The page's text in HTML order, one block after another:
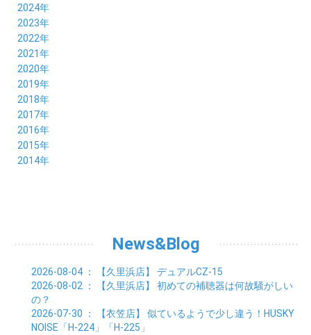
12月 (14)
11月 (17)
10月 (21)
09月 (20)
08月 (20)
07月 (18)
06月 (22)
05月 (21)
04月 (19)
03月 (19)
02月 (19)
01月 (21)
2024年
12月 (19)
11月 (21)
10月 (23)
09月 (23)
08月 (20)
07月 (21)
06月 (22)
05月 (18)
04月 (26)
03月 (23)
02月 (29)
2023年
12月 (19)
11月 (19)
10月 (20)
09月 (22)
08月 (24)
07月 (26)
06月 (25)
05月 (28)
04月 (26)
03月 (30)
2022年
12月 (36)
11月 (16)
10月 (22)
09月 (20)
08月 (18)
07月 (21)
06月 (23)
05月 (25)
04月 (20)
2021年
12月 (18)
11月 (19)
10月 (20)
09月 (24)
08月 (35)
07月 (17)
06月 (25)
05月 (31)
2020年
12月 (19)
11月 (23)
10月 (24)
09月 (29)
08月 (26)
07月 (25)
06月 (21)
2019年
12月 (26)
11月 (21)
10月 (26)
09月 (26)
08月 (31)
07月 (22)
2018年
12月 (22)
11月 (28)
10月 (23)
09月 (27)
08月 (24)
01月 (24)
2017年
12月 (20)
11月 (22)
10月 (21)
02月 (20)
01月 (23)
2016年
12月 (26)
11月 (21)
03月 (25)
02月 (30)
01月 (33)
2015年
12月 (36)
06月 (15)
04月 (9)
03月 (7)
02月 (7)
01月 (9)
2014年
News&Blog
2026-08-04 ： 【久里浜店】 デュアルCZ-15
2026-08-02 ： 【久里浜店】 初めての補聴器は何故騒がしい
の？
2026-07-30 ： 【衣笠店】 似ているようで少し違う！HUSKY
NOISE「H-224」「H-225」